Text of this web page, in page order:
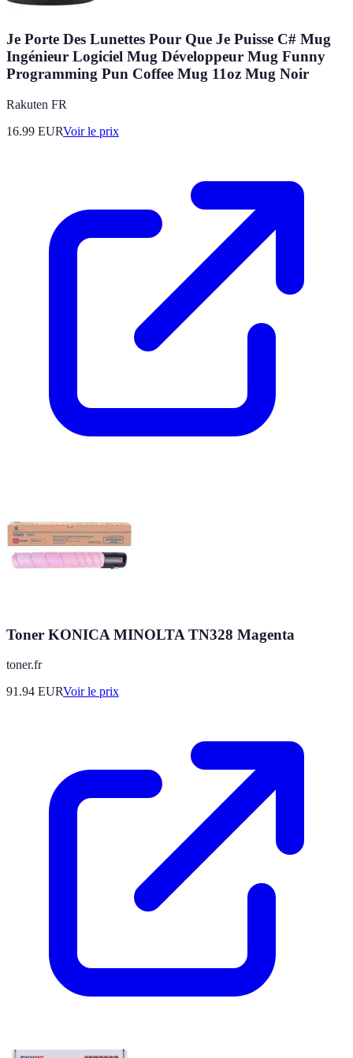
Je Porte Des Lunettes Pour Que Je Puisse C# Mug
Ingénieur Logiciel Mug Développeur Mug Funny
Programming Pun Coffee Mug 11oz Mug Noir
Rakuten FR
16.99 EURVoir le prix
Toner KONICA MINOLTA TN328 Magenta
toner.fr
91.94 EURVoir le prix